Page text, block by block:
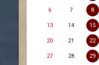
6 7 8
13 14 15
20 21 22
27 28 29